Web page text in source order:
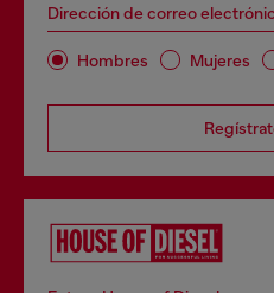
Dirección de correo
Hombres Mujeres